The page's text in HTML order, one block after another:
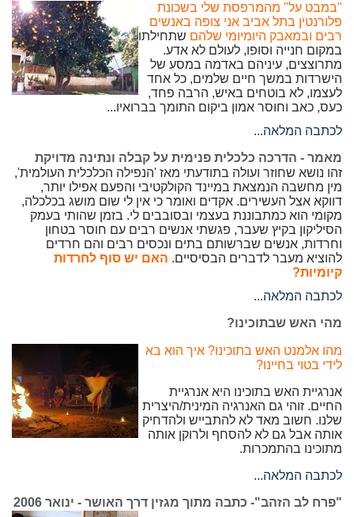
"במבט על" מהמרפסת שלי בשכונת
פלורנטין בתל אביב אני צופה באנשים
רבים ובמאבק היומיומי שלהם שתחילתו
במקום חנייה וסופו, לעולם לא אדע.
מתרוצצים, עיניהם באדמה במסע של
הישרדות במשך חיים שלמים, כל אחד
לעצמו, לא בוטחים באיש, הרבה פחד,
כעס, כאב וחוסר אמון ביקום התומך בברואיו...
לכתבה המלאה...
מאמר - הדרכה כלכלית פנימית על קבלה ונתינה מדויקת
זהו נושא שחוזר ועולה בתודעתי מאז 'הנפילה הכלכלית העולמית',
מין מחשבה הנמצאת במיינד הקולקטיבי והפעם אפילו יותר,
דווקא אצל העשירים. אקדים ואומר כי אין לי שום מושג בכלכלה,
מקומי הוא כמתבוננת בעצמי ובסובבים לי. בזמן שהותי בעמק
הסיליקון בקיץ שעבר, פגשתי אנשים רבים עם חוסר בטחון
וחרדות, אנשים שברשותם בתים ונכסים רבים והם חרדים
להוציא מעבר לדברים הבסיסיים. האם יש סוף לחרדות
קיומיות?
לכתבה המלאה...
מהי האש שבתוכינו?
מהו אלמנט האש בתוכינו? איך הוא בא
לידי בטוי בחיינו?
אנרגיית האש בתוכינו היא אנרגיית
החיים. זוהי גם האנרגיה המינית/היצרית
שלנו. חשוב מאד לא להתבייש ולהדחיק
אותה אבל גם לא להסחף ולרוקן אותה
מתוכינו בהתמכרות.
לכתבה המלאה...
"פרח לב הזהב"- כתבה מתוך מגזין דרך האושר - ינואר 2006